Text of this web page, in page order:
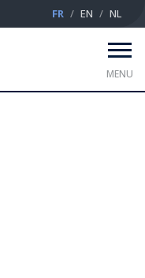
FR EN NL
MENU